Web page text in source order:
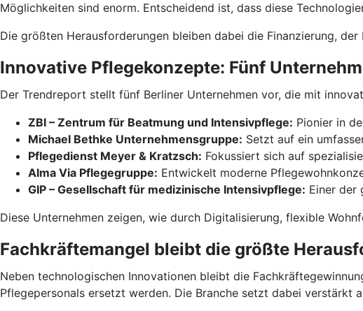
Möglichkeiten sind enorm. Entscheidend ist, dass diese
Die größten Herausforderungen bleiben dabei die Finanzierung,
Innovative Pflegekonzepte: Fünf
Der Trendreport stellt fünf Berliner Unternehmen vor, die mit
ZBI – Zentrum für Beatmung und Intensivpflege: Pionier in
Michael Bethke Unternehmensgruppe: Setzt auf ein
Pflegedienst Meyer & Kratzsch: Fokussiert sich auf
Alma Via Pflegegruppe: Entwickelt moderne
GIP – Gesellschaft für medizinische Intensivpflege: Einer der
Diese Unternehmen zeigen, wie durch Digitalisierung, flexible
Fachkräftemangel bleibt die größte
Neben technologischen Innovationen bleibt die
Pflegepersonals ersetzt werden. Die Branche setzt dabei verstärkt